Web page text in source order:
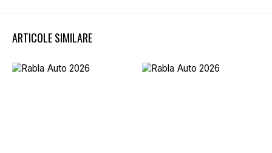
ARTICOLE SIMILARE